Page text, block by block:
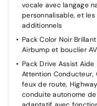
Frein de
Projecteurs
Projecteurs LED
Rétroviseur intérieur
TCS (Contrôle de la
Vitres et lunette AR
Verrouillage centralisé
vocale avec langage
personnalisable, et les
additionnels
Pack Color Noir
Airbump et bouclier AV
Pack Drive Assist
Attention Conducteur,
feux de route,
conduite autonome